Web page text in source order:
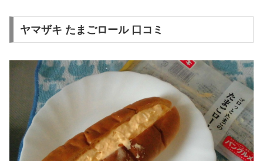
ヤマザキ たまごロール 口コミ